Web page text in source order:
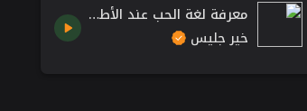
معرفة لغة الحب عند الأطفال – كتاب لغات الحب الخمس بقلم جاري تشابمان
خير جليس